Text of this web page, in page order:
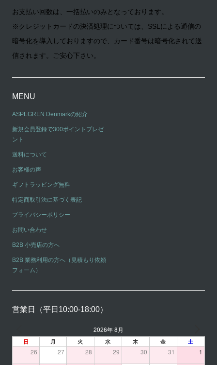
お支払い回数は、一括払いのみとなっております。
※クレジットカードの決済処理については、SSLによる通信の
暗号化を導入しておりますので、カード番号は暗号化されて送
信されます。ご安心下さい。
MENU
ASPEGREN Denmarkの紹介
新規会員登録で300ポイントプレゼ
ント
送料について
お客様の声
ギフトラッピング無料
特定商取引法に基づく表記
プライバシーポリシー
お問い合わせ
B2B 小売店の方へ
B2B 業務利用の方へ（見積もり依頼
フォーム）
営業日（平日10:00-18:00）
2026年 8月
日 月 火 水 木 金 土
26 27 28 29 30 31 1